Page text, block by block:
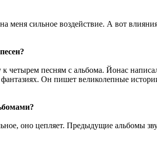
сильное воздействие. А вот
песням с альбома. Йонас
Он пишет великолепные
оно цепляет. Предыдущие альбомы